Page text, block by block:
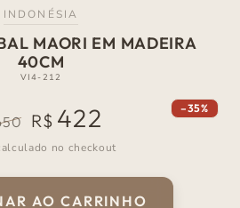
INDONÉSIA
MAORI EM MADEIRA
40CM
VI4-212
Preço
venda
R$ 422 –35%
no checkout
AO CARRINHO